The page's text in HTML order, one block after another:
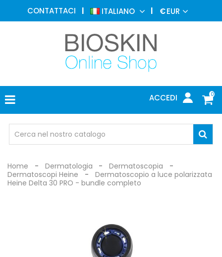
CONTATTACI ITALIANO €EUR
0
ACCEDI
MEDICINA
ESTETICA
DERMATOLOGIA
FOTOTERAPIA
ELETTROMEDICALI
MEDICO
OCCHIALI
DI
Home Dermatologia
Dermatoscopia
Dermatoscopi Heine
Dermatoscopio a luce polarizzata
Heine Delta 30 PRO - bundle completo